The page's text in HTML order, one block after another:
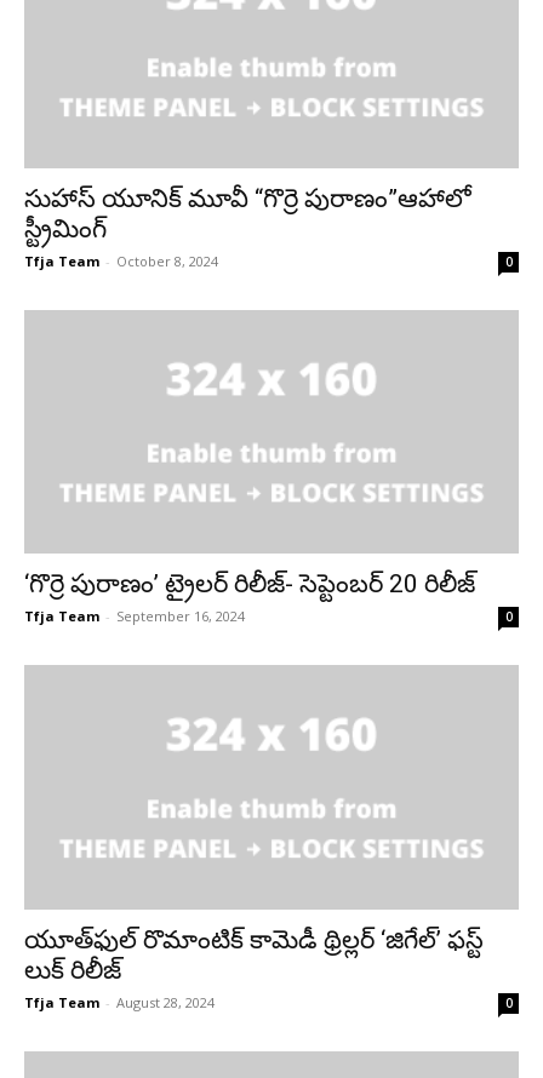
సుహాస్ యూనిక్ మూవీ “గొర్రె పురాణం”ఆహాలో
స్ట్రీమింగ్
Tfja Team - October 8, 2024 0
‘గొర్రె పురాణం’ ట్రైలర్ రిలీజ్- సెప్టెంబర్ 20 రిలీజ్
Tfja Team - September 16, 2024 0
యూత్‌ఫుల్ రొమాంటిక్ కామెడీ థ్రిల్లర్ ‘జిగేల్’ ఫస్ట్
లుక్ రిలీజ్
Tfja Team - August 28, 2024 0